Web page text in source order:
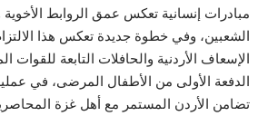
مبادرات إنسانية تعكس عمق الروابط الأخوية
الشعبين، وفي خطوة جديدة تعكس هذا
الإسعاف الأردنية والحافلات التابعة للقوات
الدفعة الأولى من الأطفال المرضى، في
تضامن الأردن المستمر مع أهل غزة